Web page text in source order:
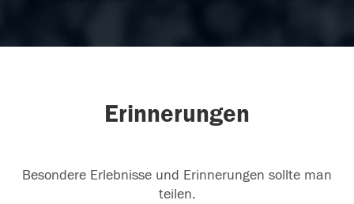
Erinnerungen
Besondere Erlebnisse und Erinnerungen sollte man
teilen.